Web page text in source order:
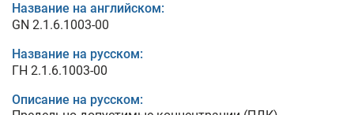
Название на английском:
GN 2.1.6.1003-00
Название на русском:
ГН 2.1.6.1003-00
Описание на русском: